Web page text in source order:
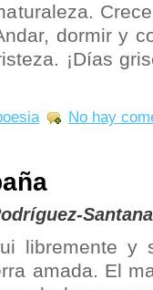
dormir y
¡Días
No hay
Santana
libremente y
amada. El